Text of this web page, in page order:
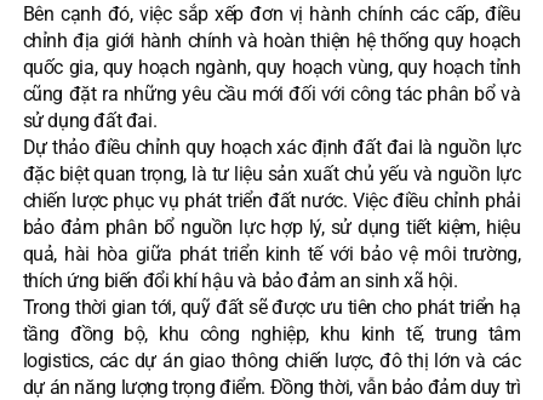
Bên cạnh đó, việc sắp xếp đơn vị hành chính các cấp, điều
chỉnh địa giới hành chính và hoàn thiện hệ thống quy hoạch
quốc gia, quy hoạch ngành, quy hoạch vùng, quy hoạch tỉnh
cũng đặt ra những yêu cầu mới đối với công tác phân bổ và
sử dụng đất đai.
Dự thảo điều chỉnh quy hoạch xác định đất đai là nguồn lực
đặc biệt quan trọng, là tư liệu sản xuất chủ yếu và nguồn lực
chiến lược phục vụ phát triển đất nước. Việc điều chỉnh phải
bảo đảm phân bổ nguồn lực hợp lý, sử dụng tiết kiệm, hiệu
quả, hài hòa giữa phát triển kinh tế với bảo vệ môi trường,
thích ứng biến đổi khí hậu và bảo đảm an sinh xã hội.
Trong thời gian tới, quỹ đất sẽ được ưu tiên cho phát triển hạ
tầng đồng bộ, khu công nghiệp, khu kinh tế, trung tâm
logistics, các dự án giao thông chiến lược, đô thị lớn và các
dự án năng lượng trọng điểm. Đồng thời, vẫn bảo đảm duy trì